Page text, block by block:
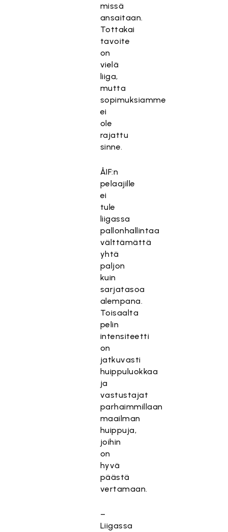
missä
ansaitaan.
Tottakai
tavoite
on
vielä
liiga,
mutta
sopimuksiamme
ei
ole
rajattu
sinne.
ÅIF:n
pelaajille
ei
tule
liigassa
pallonhallintaa
välttämättä
yhtä
paljon
kuin
sarjatasoa
alempana.
Toisaalta
pelin
intensiteetti
on
jatkuvasti
huippuluokkaa
ja
vastustajat
parhaimmillaan
maailman
huippuja,
joihin
on
hyvä
päästä
vertamaan.
–
Liigassa